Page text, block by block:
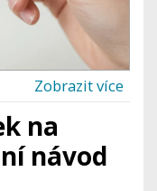
Zobrazit více
na
návod